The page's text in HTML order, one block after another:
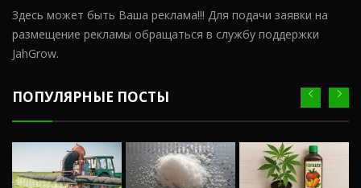
Здесь может быть Ваша реклама!!! Для подачи заявки на
размещение рекламы обращаться в службу поддержки
JahGrow.
ПОПУЛЯРНЫЕ ПОСТЫ